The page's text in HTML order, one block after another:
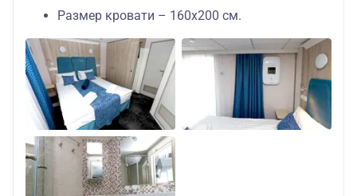
Размер кровати – 160х200 см.